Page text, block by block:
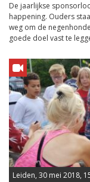
De jaarlijkse
happening. Ouders
weg om de
goede doel vast te
Leiden, 30 mei 2018,